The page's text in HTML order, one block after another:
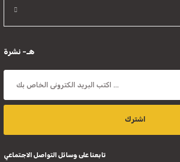
هـ- نشرة
اشترك
تابعنا على وسائل التواصل الاجتماعي